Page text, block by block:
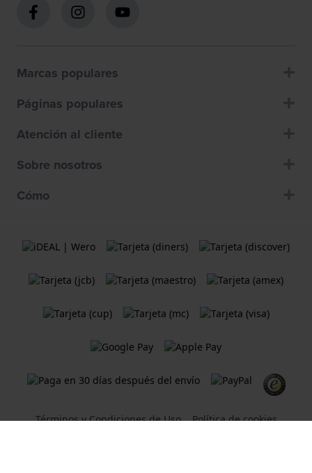
Marcas populares
Páginas populares
Atención al cliente
Sobre nosotros
Cómo
Términos y Condiciones de Uso
Política de cookies